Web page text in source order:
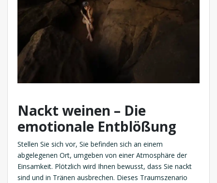
Nackt weinen – Die
emotionale Entblößung
Stellen Sie sich vor, Sie befinden sich an einem
abgelegenen Ort, umgeben von einer Atmosphäre der
Einsamkeit. Plötzlich wird Ihnen bewusst, dass Sie nackt
sind und in Tränen ausbrechen. Dieses Traumszenario